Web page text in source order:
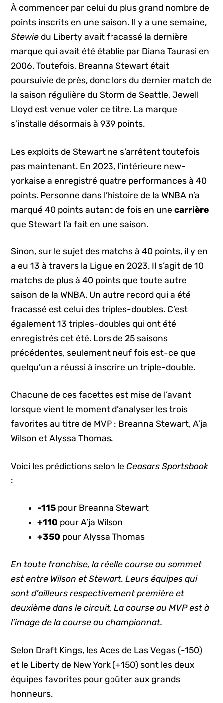
À commencer par celui du plus grand nombre de
points inscrits en une saison. Il y a une semaine,
Stewiedu Liberty avait fracassé la dernière
marque qui avait été établie par Diana Taurasi en
2006. Toutefois, Breanna Stewart était
poursuivie de près, donc lors du dernier match de
la saison régulière du Storm de Seattle, Jewell
Lloyd est venue voler ce titre. La marque
s’installe désormais à 939 points.
Les exploits de Stewart ne s’arrêtent toutefois
pas maintenant. En 2023, l’intérieure new-
yorkaise a enregistré quatre performances à 40
points. Personne dans l’histoire de la WNBA n’a
marqué 40 points autant de fois en unecarrière
que Stewart l’a fait en une saison.
Sinon, sur le sujet des matchs à 40 points, il y en
a eu 13 à travers la Ligue en 2023. Il s’agit de 10
matchs de plus à 40 points que toute autre
saison de la WNBA. Un autre record qui a été
fracassé est celui des triples-doubles. C’est
également 13 triples-doubles qui ont été
enregistrés cet été. Lors de 25 saisons
précédentes, seulement neuf fois est-ce que
quelqu’un a réussi à inscrire un triple-double.
Chacune de ces facettes est mise de l’avant
lorsque vient le moment d’analyser les trois
favorites au titre de MVP : Breanna Stewart, A’ja
Wilson et Alyssa Thomas.
Voici les prédictions selon leCeasars Sportsbook
:
-115 pour Breanna Stewart
+110 pour A’ja Wilson
+350 pour Alyssa Thomas
En toute franchise, la réelle course au sommet
est entre Wilson et Stewart. Leurs équipes qui
sont d’ailleurs respectivement première et
deuxième dans le circuit. La course au MVP est à
l’image de la course au championnat.
Selon Draft Kings, les Aces de Las Vegas (-150)
et le Liberty de New York (+150) sont les deux
équipes favorites pour goûter aux grands
honneurs.